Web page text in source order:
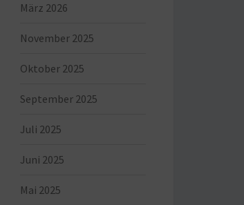
März 2026
November 2025
Oktober 2025
September 2025
Juli 2025
Juni 2025
Mai 2025